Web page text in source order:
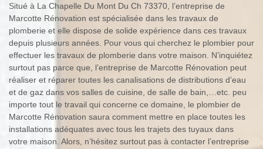
Situé à La Chapelle Du Mont Du Ch 73370, l’entreprise de
Marcotte Rénovation est spécialisée dans les travaux de
plomberie et elle dispose de solide expérience dans ces travaux
depuis plusieurs années. Pour vous qui cherchez le plombier pour
effectuer les travaux de plomberie dans votre maison. N’inquiétez
surtout pas parce que, l’entreprise de Marcotte Rénovation peut
réaliser et réparer toutes les canalisations de distributions d’eau
et de gaz dans vos salles de cuisine, de salle de bain,…etc. peu
importe tout le travail qui concerne ce domaine, le plombier de
Marcotte Rénovation saura comment mettre en place toutes les
installations adéquates avec tous les trajets des tuyaux dans
votre maison. Alors, n’hésitez surtout pas à contacter l’entreprise